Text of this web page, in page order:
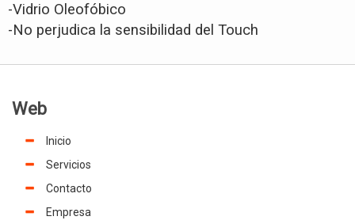
-Vidrio Oleofóbico
-No perjudica la sensibilidad del Touch
Web
Inicio
Servicios
Contacto
Empresa